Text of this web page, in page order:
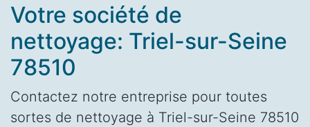
Votre société de
nettoyage: Triel-sur-Seine
78510
Contactez notre entreprise pour toutes
sortes de nettoyage à Triel-sur-Seine 78510